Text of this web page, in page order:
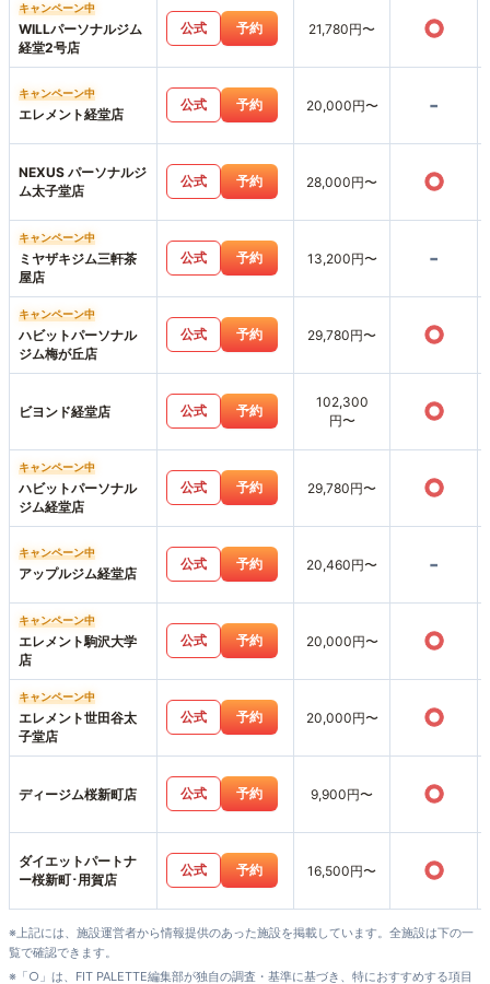
キャンペーン中
WILLパーソナルジム
経堂2号店
公式 予約 21,780円〜 ○
キャンペーン中
エレメント経堂店
公式 予約 20,000円〜 -
NEXUS パーソナルジ
ム太子堂店
公式 予約 28,000円〜 ○
キャンペーン中
ミヤザキジム三軒茶
屋店
公式 予約 13,200円〜 -
キャンペーン中
ハビットパーソナル
ジム梅が丘店
公式 予約 29,780円〜 ○
ビヨンド経堂店 公式 予約
102,300
円〜
○
キャンペーン中
ハビットパーソナル
ジム経堂店
公式 予約 29,780円〜 ○
キャンペーン中
アップルジム経堂店
公式 予約 20,460円〜 -
キャンペーン中
エレメント駒沢大学
店
公式 予約 20,000円〜 ○
キャンペーン中
エレメント世田谷太
子堂店
公式 予約 20,000円〜 ○
ディージム桜新町店 公式 予約 9,900円〜 ○
ダイエットパートナ
ー桜新町･用賀店
公式 予約 16,500円〜 ○
※上記には、施設運営者から情報提供のあった施設を掲載しています。全施設は下の一
覧で確認できます。
※「○」は、FIT PALETTE編集部が独自の調査・基準に基づき、特におすすめする項目